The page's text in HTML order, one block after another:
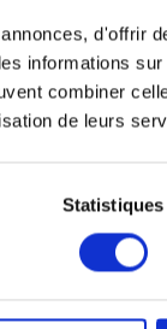
d'offrir
informations
combiner
de leurs
Statistiques
litiges
dans